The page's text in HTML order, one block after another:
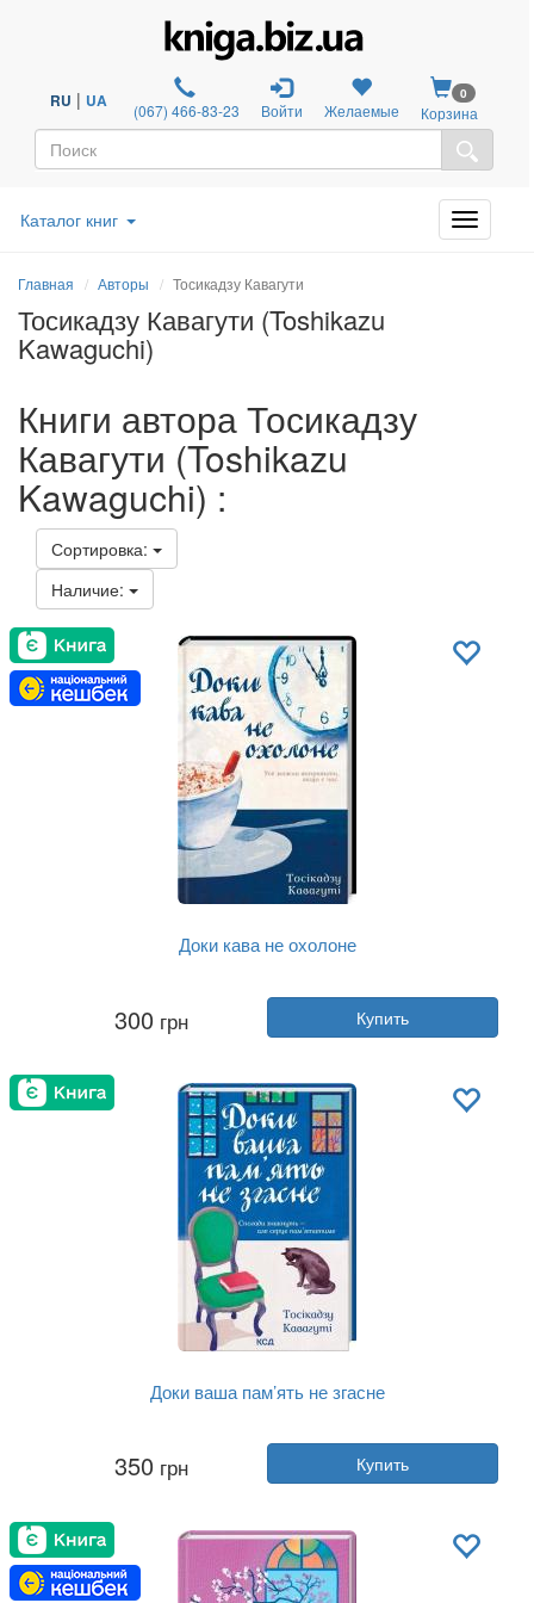
RU | UA (067) 466-83-23 Войти Желаемые
0
Корзина
Каталог книг
Главная Авторы Тосикадзу Кавагути
Тосикадзу Кавагути (Toshikazu
Kawaguchi)
Книги автора Тосикадзу
Кавагути (Toshikazu
Kawaguchi) :
Сортировка:
Наличие:
Доки кава не охолоне
Тосикадзу Кавагути
Клуб Семейного До...
Язык:Украинский
300 грн Купить
Доки ваша пам’ять не згасне
Тосикадзу Кавагути
Клуб Семейного До...
Язык:Украинский
350 грн Купить